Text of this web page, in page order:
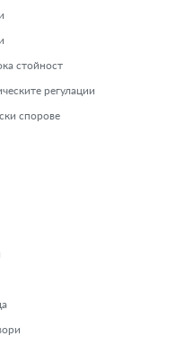
стойност
регулации
спорове